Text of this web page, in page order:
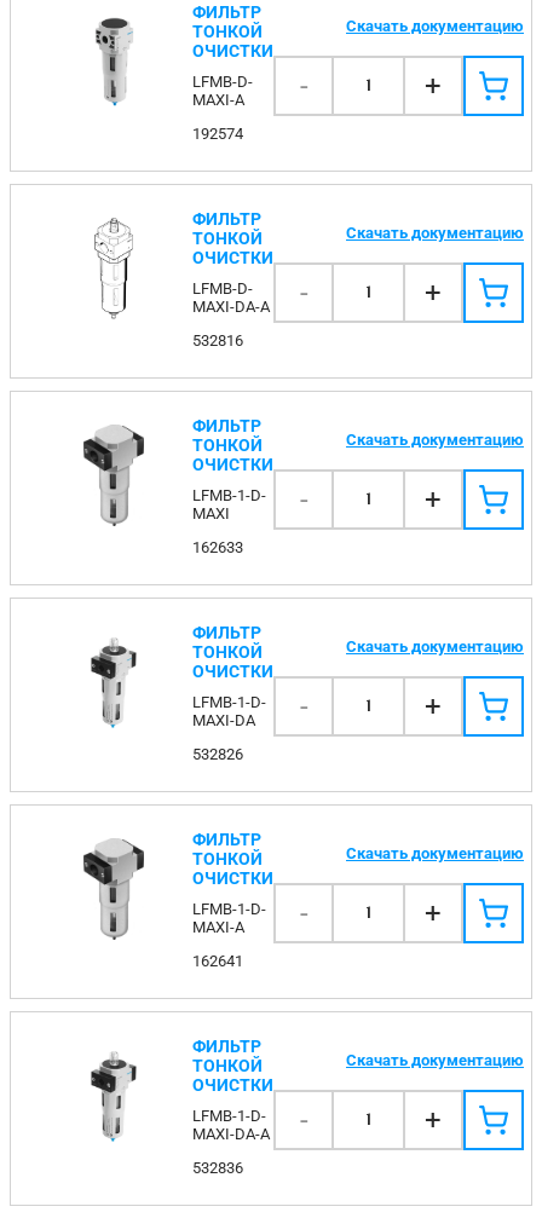
ФИЛЬТР
ТОНКОЙ
ОЧИСТКИ
LFMB-D-
MAXI-A
192574
Скачать документацию
- 1 +
ФИЛЬТР
ТОНКОЙ
ОЧИСТКИ
LFMB-D-
MAXI-DA-A
532816
Скачать документацию
- 1 +
ФИЛЬТР
ТОНКОЙ
ОЧИСТКИ
LFMB-1-D-
MAXI
162633
Скачать документацию
- 1 +
ФИЛЬТР
ТОНКОЙ
ОЧИСТКИ
LFMB-1-D-
MAXI-DA
532826
Скачать документацию
- 1 +
ФИЛЬТР
ТОНКОЙ
ОЧИСТКИ
LFMB-1-D-
MAXI-A
162641
Скачать документацию
- 1 +
ФИЛЬТР
ТОНКОЙ
ОЧИСТКИ
LFMB-1-D-
MAXI-DA-A
532836
Скачать документацию
- 1 +